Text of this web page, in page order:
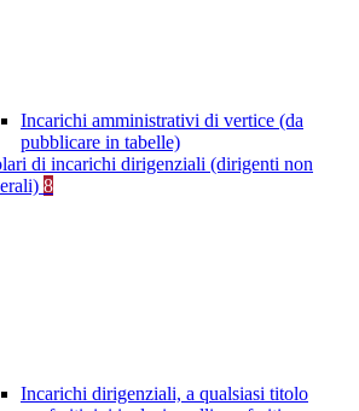
Incarichi amministrativi di vertice (da
pubblicare in tabelle)
di incarichi dirigenziali (dirigenti non
8
Incarichi dirigenziali, a qualsiasi titolo